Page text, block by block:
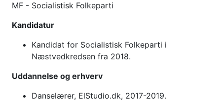
MF - Socialistisk Folkeparti
Kandidatur
Kandidat for Socialistisk Folkeparti i
Næstvedkredsen fra 2018.
Uddannelse og erhverv
Danselærer, ElStudio.dk, 2017-2019.